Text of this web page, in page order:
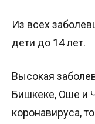
Из всех
дети до 14 лет.
Высокая
Бишкеке, Оше и
коронавируса,